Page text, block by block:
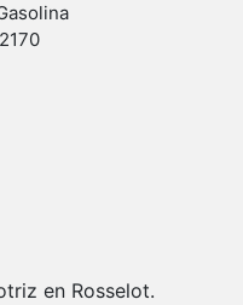
en Rosselot.